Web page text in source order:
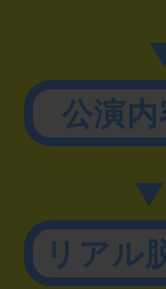
公演
▼
リアル